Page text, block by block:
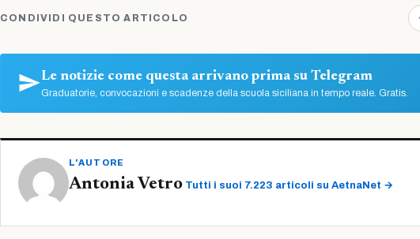
CONDIVIDI QUESTO ARTICOLO
Le notizie come questa arrivano prima su Telegram
Graduatorie, convocazioni e scadenze della scuola siciliana in tempo reale. Gratis.
L'AUTORE
Antonia Vetro Tutti i suoi 7.223 articoli su AetnaNet →